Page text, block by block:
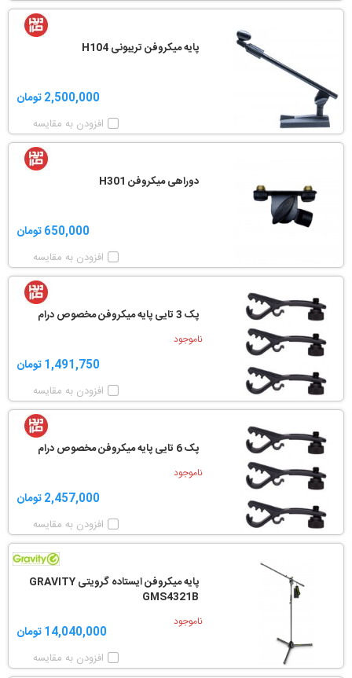
پایه میکروفن تریبونی H104
2,500,000 تومان
افزودن به مقایسه
دوراهی میکروفن H301
650,000 تومان
افزودن به مقایسه
پک 3 تایی پایه میکروفن مخصوص درام
ناموجود
1,491,750 تومان
افزودن به مقایسه
پک 6 تایی پایه میکروفن مخصوص درام
ناموجود
2,457,000 تومان
افزودن به مقایسه
پایه میکروفن ایستاده گرویتی GRAVITY
GMS4321B
ناموجود
14,040,000 تومان
افزودن به مقایسه